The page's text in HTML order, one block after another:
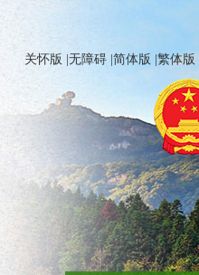
关怀版 无障碍 简体版 繁体版